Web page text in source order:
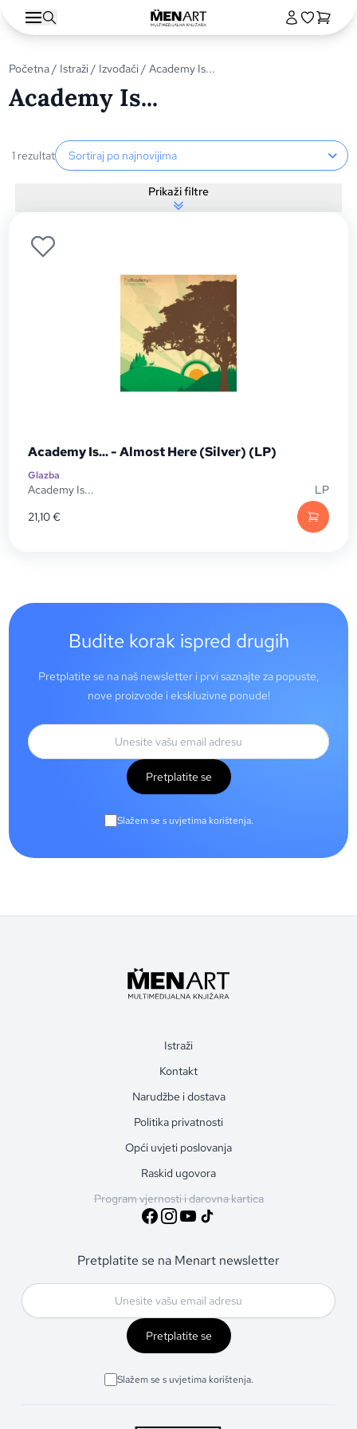
Početna/ Istraži/ Izvođači/ Academy Is...
Academy Is...
1 rezultatSortiranje proizvoda
Prikaži filtre
Academy Is... - Almost Here (Silver) (LP)
Glazba
Academy Is...
LP
21,10€
Budite korak ispred drugih
Pretplatite se na naš newsletter i prvi saznajte za popuste,
nove proizvode i ekskluzivne ponude!
Pretplatite se
Slažem se s uvjetima korištenja.
Istraži
Kontakt
Narudžbe i dostava
Politika privatnosti
Opći uvjeti poslovanja
Raskid ugovora
Program vjernosti i darovna kartica
Pretplatite se na Menart newsletter
Pretplatite se
Slažem se s uvjetima korištenja.